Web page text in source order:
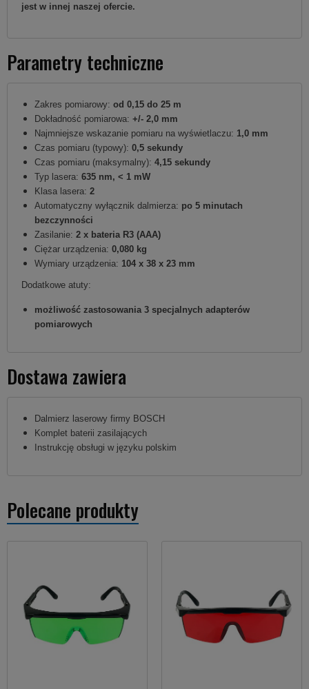
jest w innej naszej ofercie.
Parametry techniczne
Zakres pomiarowy: od 0,15 do 25 m
Dokładność pomiarowa: +/- 2,0 mm
Najmniejsze wskazanie pomiaru na wyświetlaczu: 1,0 mm
Czas pomiaru (typowy): 0,5 sekundy
Czas pomiaru (maksymalny): 4,15 sekundy
Typ lasera: 635 nm, < 1 mW
Klasa lasera: 2
Automatyczny wyłącznik dalmierza: po 5 minutach
bezczynności
Zasilanie: 2 x bateria R3 (AAA)
Ciężar urządzenia: 0,080 kg
Wymiary urządzenia: 104 x 38 x 23 mm
Dodatkowe atuty:
możliwość zastosowania 3 specjalnych adapterów
pomiarowych
Dostawa zawiera
Dalmierz laserowy firmy BOSCH
Komplet baterii zasilających
Instrukcję obsługi w języku polskim
Polecane produkty